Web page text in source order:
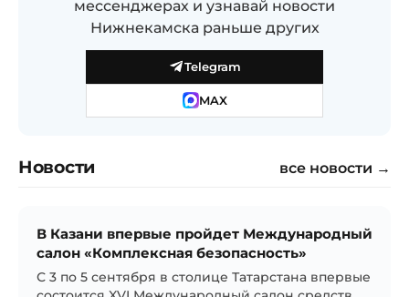
мессенджерах и узнавай новости
Нижнекамска раньше других
Telegram
MAX
Новости все новости →
В Казани впервые пройдет Международный
салон «Комплексная безопасность»
С 3 по 5 сентября в столице Татарстана впервые